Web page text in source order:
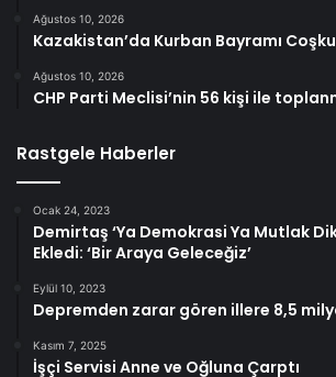
Ağustos 10, 2026
Kazakistan’da Kurban Bayramı
Ağustos 10, 2026
CHP Parti Meclisi’nin 56 kişi ile
Rastgele Haberler
Ocak 24, 2023
Demirtaş ‘Ya Demokrasi Ya Mutlak
Ekledi: ‘Bir Araya Geleceğiz’
Eylül 10, 2023
Depremden zarar gören illere 8,5
Kasım 7, 2025
İşçi Servisi Anne ve Oğluna Çarptı